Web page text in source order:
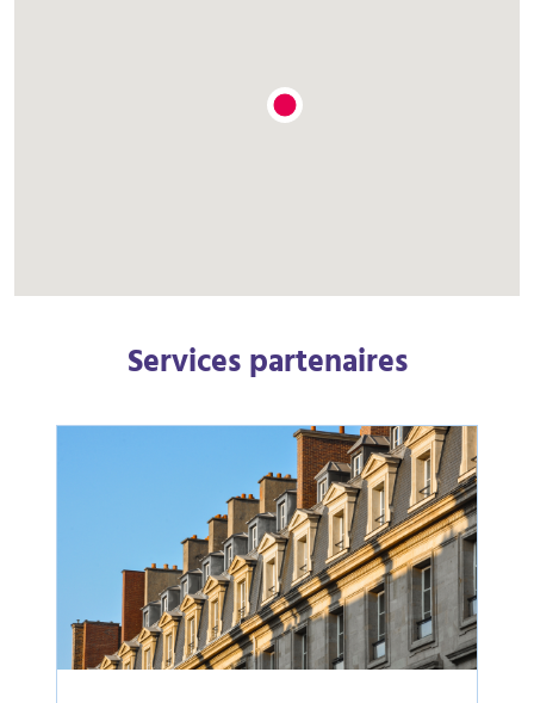
Services partenaires